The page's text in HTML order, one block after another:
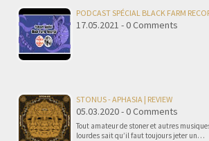
PODCAST SPÉCIAL BLACK FARM
17.05.2021 - 0 Comments
STONUS - APHASIA | REVIEW
05.03.2020 - 0 Comments
Tout amateur de stoner et autres
lourdes sait qu’il faut toujours jeter un…